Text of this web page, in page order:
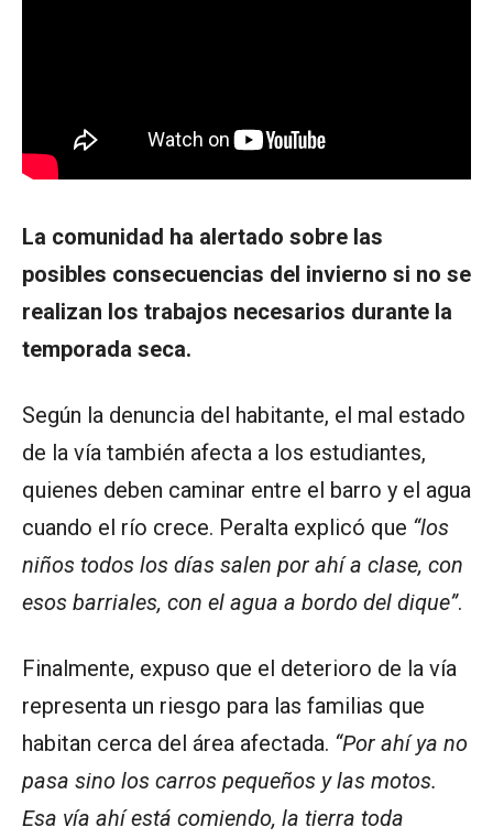
La comunidad ha alertado sobre las
posibles consecuencias del invierno si no se
realizan los trabajos necesarios durante la
temporada seca.
Según la denuncia del habitante, el mal estado
de la vía también afecta a los estudiantes,
quienes deben caminar entre el barro y el agua
cuando el río crece. Peralta explicó que “los
niños todos los días salen por ahí a clase, con
esos barriales, con el agua a bordo del dique”.
Finalmente, expuso que el deterioro de la vía
representa un riesgo para las familias que
habitan cerca del área afectada. “Por ahí ya no
pasa sino los carros pequeños y las motos.
Esa vía ahí está comiendo, la tierra toda